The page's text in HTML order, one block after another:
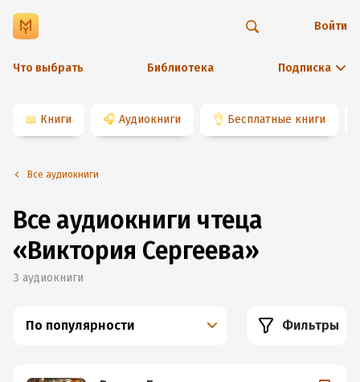
Что выбрать Библиотека Подписка
Войти
📖 Книги 🎧 Аудиокниги 👌 Бесплатные книги
Все аудиокниги
Все аудиокниги чтеца
«Виктория Сергеева»
3 аудиокниги
По популярности Фильтры